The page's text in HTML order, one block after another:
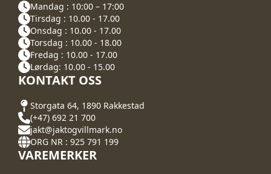
Mandag : 10:00 – 17:00
Tirsdag : 10.00 - 17.00
Onsdag : 10.00 - 17.00
Torsdag : 10.00 - 18.00
Fredag : 10.00 - 17.00
Lørdag: 10.00 - 15.00
KONTAKT OSS
Storgata 64, 1890 Rakkestad
(+47) 692 21 700
jakt@jaktogvillmark.no
ORG NR : 925 791 199
VAREMERKER